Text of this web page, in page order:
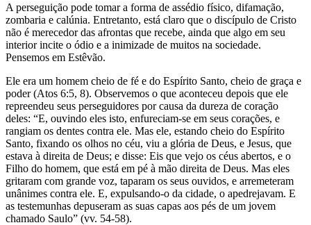
A perseguição pode tomar a forma de assédio físico, difamação,
zombaria e calúnia. Entretanto, está claro que o discípulo de Cristo
não é merecedor das afrontas que recebe, ainda que algo em seu
interior incite o ódio e a inimizade de muitos na sociedade.
Pensemos em Estêvão.
Ele era um homem cheio de fé e do Espírito Santo, cheio de graça e
poder (Atos 6:5, 8). Observemos o que aconteceu depois que ele
repreendeu seus perseguidores por causa da dureza de coração
deles: “E, ouvindo eles isto, enfureciam-se em seus corações, e
rangiam os dentes contra ele. Mas ele, estando cheio do Espírito
Santo, fixando os olhos no céu, viu a glória de Deus, e Jesus, que
estava à direita de Deus; e disse: Eis que vejo os céus abertos, e o
Filho do homem, que está em pé à mão direita de Deus. Mas eles
gritaram com grande voz, taparam os seus ouvidos, e arremeteram
unânimes contra ele. E, expulsando-o da cidade, o apedrejavam. E
as testemunhas depuseram as suas capas aos pés de um jovem
chamado Saulo” (vv. 54-58).